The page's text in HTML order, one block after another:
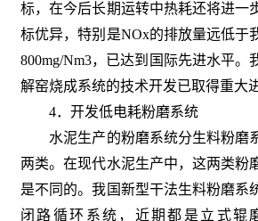
标，在今后长期运转中热耗还将进一
标优异，特别是NOx的排放量远低于
800mg/Nm3，已达到国际先进水平。
解窑烧成系统的技术开发已取得重大
4．开发低电耗粉磨系统
水泥生产的粉磨系统分生料粉磨
两类。在现代水泥生产中，这两类粉
是不同的。我国新型干法生料粉磨系
闭路循环系统，近期都是立式辊